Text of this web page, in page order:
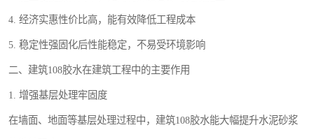
4. 经济实惠性价比高，能有效降低工程成本
5. 稳定性强固化后性能稳定，不易受环境影响
二、建筑108胶水在建筑工程中的主要作用
1. 增强基层处理牢固度
在墙面、地面等基层处理过程中，建筑108胶水能大幅提升水泥砂浆